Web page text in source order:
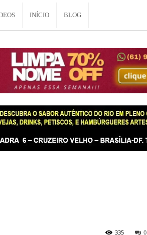
INÍCIO BLOG
0
335